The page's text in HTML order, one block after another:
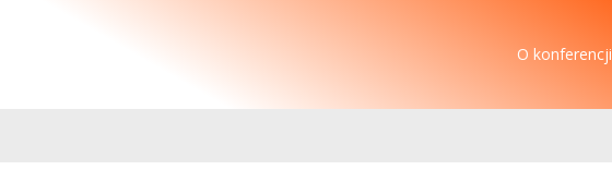
O konferencji